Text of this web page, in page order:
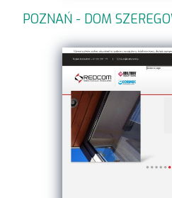
POZNAŃ - DOM